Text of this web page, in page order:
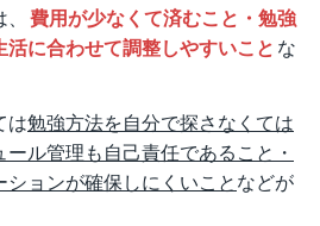
費用が少なくて済むこと・勉強
に合わせて調整しやすいこと な
は勉強方法を自分で探さなくては
ル管理も自己責任であること・
ョンが確保しにくいことなどが